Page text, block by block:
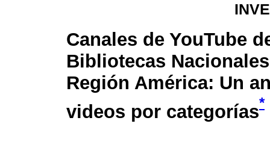
Canales de YouTube
Bibliotecas
Región América: Un
videos por categorías*